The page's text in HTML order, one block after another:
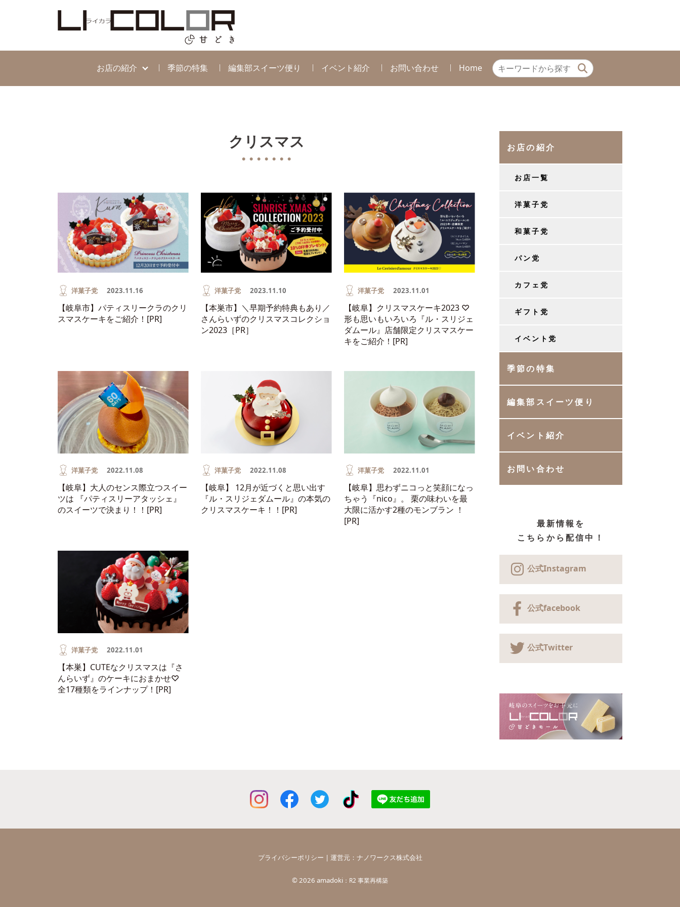
お店の紹介 季節の特集 編集部スイーツ便り イベント紹介 お問い合わせ Home
クリスマス
● ● ● ● ● ● ●
洋菓子党 2023.11.16
【岐阜市】パティスリークラのクリ
スマスケーキをご紹介！[PR]
洋菓子党 2023.11.10
【本巣市】＼早期予約特典もあり／
さんらいずのクリスマスコレクショ
ン2023［PR］
洋菓子党 2023.11.01
【岐阜】クリスマスケーキ2023 ♡
形も思いもいろいろ『ル・スリジェ
ダムール』店舗限定クリスマスケー
キをご紹介！[PR]
洋菓子党 2022.11.08
【岐阜】大人のセンス際立つスイー
ツは 『パティスリーアタッシェ』
のスイーツで決まり！！[PR]
洋菓子党 2022.11.08
【岐阜】 12月が近づくと思い出す
『ル・スリジェダムール』の本気の
クリスマスケーキ！！[PR]
洋菓子党 2022.11.01
【岐阜】思わずニコっと笑顔になっ
ちゃう『nico』。 栗の味わいを最
大限に活かす2種のモンブラン ！
[PR]
洋菓子党 2022.11.01
【本巣】CUTEなクリスマスは『さ
んらいず』のケーキにおまかせ♡
全17種類をラインナップ！[PR]
お店の紹介
お店一覧
洋菓子党
和菓子党
パン党
カフェ党
ギフト党
イベント党
季節の特集
編集部スイーツ便り
イベント紹介
お問い合わせ
最新情報を
こちらから配信中！
公式Instagram
公式facebook
公式Twitter
プライバシーポリシー | 運営元： ナノワークス株式会社
©2026 amadoki ：R2 事業再構築